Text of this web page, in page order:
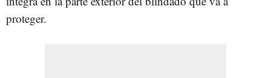
proteger.